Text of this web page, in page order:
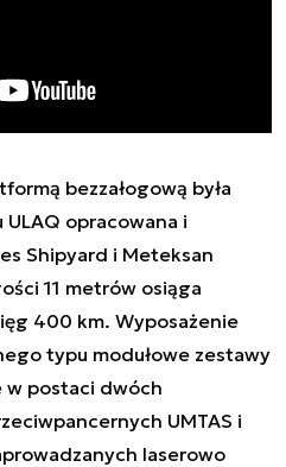
bezzałogową była
opracowana i
Shipyard i Meteksan
11 metrów osiąga
400 km. Wyposażenie
typu modułowe zestawy
w postaci dwóch
UMTAS i
laserowo